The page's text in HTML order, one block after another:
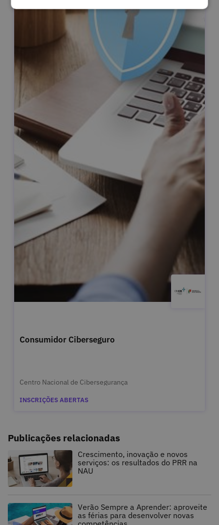
Consumidor Ciberseguro
Centro Nacional de Cibersegurança
INSCRIÇÕES ABERTAS
Publicações relacionadas
Crescimento, inovação e novos
serviços: os resultados do PRR na
NAU
Verão Sempre a Aprender: aproveite
as férias para desenvolver novas